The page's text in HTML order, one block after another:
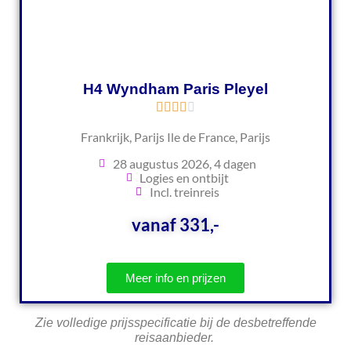
H4 Wyndham Paris Pleyel
Frankrijk, Parijs Ile de France, Parijs
28 augustus 2026, 4 dagen
Logies en ontbijt
Incl. treinreis
vanaf 331,-
Meer info en prijzen
Zie volledige prijsspecificatie bij de desbetreffende
reisaanbieder.